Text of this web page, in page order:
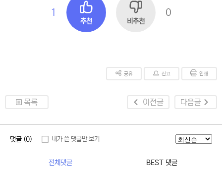
1
추천 비추천
0
공유 신고 인쇄
목록 이전글 다음글
댓글 (0) 내가 쓴 댓글만 보기
전체댓글 BEST 댓글